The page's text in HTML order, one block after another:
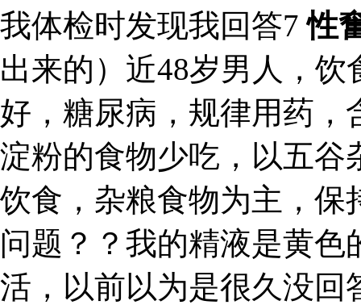
我体检时发现我回答7性
出来的）近48岁男人，
好，糖尿病，规律用药，
淀粉的食物少吃，以五谷
饮食，杂粮食物为主，保
问题？？我的精液是黄
活，以前以为是很久没回